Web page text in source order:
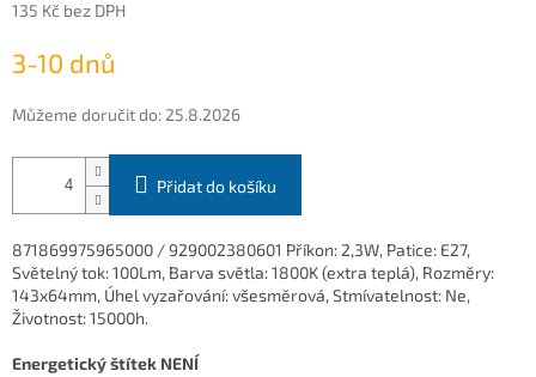
135 Kč bez DPH
cena:
3-10 dnů
Můžeme doručit do: 25.8.2026
Přidat do košíku
871869975965000 / 929002380601 Příkon: 2,3W, Patice: E27,
Světelný tok: 100Lm, Barva světla: 1800K (extra teplá), Rozměry:
143x64mm, Úhel vyzařování: všesměrová, Stmívatelnost: Ne,
Životnost: 15000h.
Energetický štítek NENÍ